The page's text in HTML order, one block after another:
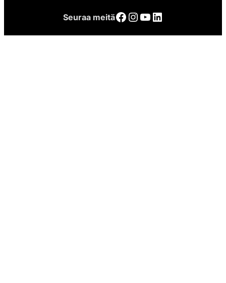
Seuraa meitäFacebook Instagram YouTube LinkedIn